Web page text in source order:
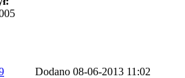
Dodano 08-06-2013 11:02